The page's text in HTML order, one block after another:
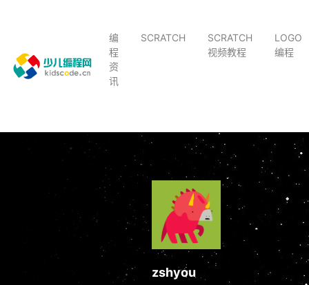
编
程
资
讯
SCRATCH
SCRATCH
视频教程
LOGO
编程
zshyou